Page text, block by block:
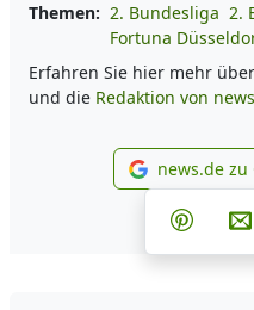
Themen: 2. Bundesliga 2.
Fortuna
Erfahren Sie hier mehr
und die Redaktion von
news.de
Teilen